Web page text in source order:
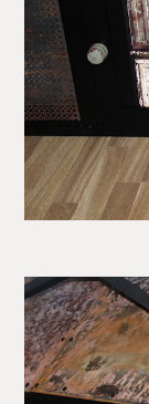
Drawers
Laatikot